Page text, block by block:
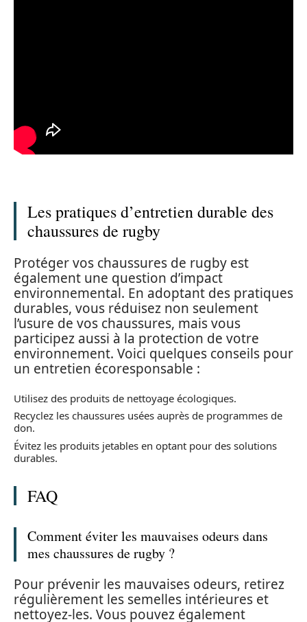
Les pratiques d’entretien durable des
chaussures de rugby
Protéger vos chaussures de rugby est
également une question d’impact
environnemental. En adoptant des pratiques
durables, vous réduisez non seulement
l’usure de vos chaussures, mais vous
participez aussi à la protection de votre
environnement. Voici quelques conseils pour
un entretien écoresponsable :
Utilisez des produits de nettoyage écologiques.
Recyclez les chaussures usées auprès de programmes de
don.
Évitez les produits jetables en optant pour des solutions
durables.
FAQ
Comment éviter les mauvaises odeurs dans
mes chaussures de rugby ?
Pour prévenir les mauvaises odeurs, retirez
régulièrement les semelles intérieures et
nettoyez-les. Vous pouvez également